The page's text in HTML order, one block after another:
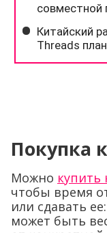
Покупка
Можно купить
чтобы время
или сдавать
может быть